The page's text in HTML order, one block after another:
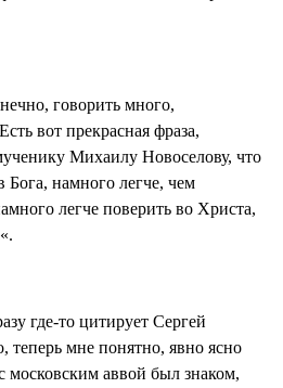
говорить много,
вот прекрасная фраза,
Михаилу Новоселову, что
Бога, намного легче, чем
легче поверить во Христа,
где-то цитирует Сергей
мне понятно, явно ясно
московским аввой был знаком,